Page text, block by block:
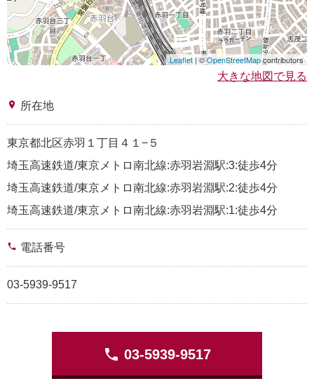
Leaflet | ©OpenStreetMapcontributors
大きな地図で見る
place 所在地
東京都北区赤羽１丁目４１−５
埼玉高速鉄道/東京メトロ南北線:赤羽岩淵駅:3:徒歩4分
埼玉高速鉄道/東京メトロ南北線:赤羽岩淵駅:2:徒歩4分
埼玉高速鉄道/東京メトロ南北線:赤羽岩淵駅:1:徒歩4分
phone 電話番号
03-5939-9517
phone 03-5939-9517